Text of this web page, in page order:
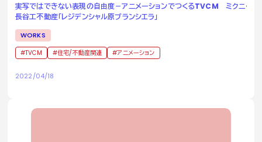
実写ではできない表現の自由度－アニメーションでつくるTVCM ミクニ・
長谷工不動産「レジデンシャル原ブランシエラ」
WORKS
TVCM 住宅/不動産関連 アニメーション
2022/04/18